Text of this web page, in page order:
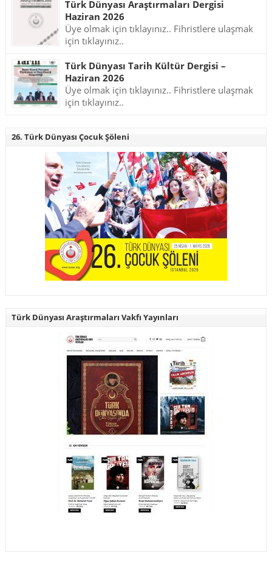
Türk Dünyası Araştırmaları Dergisi
Haziran 2026
Üye olmak için tıklayınız.. Fihristlere ulaşmak
için tıklayınız..
Türk Dünyası Tarih Kültür Dergisi –
Haziran 2026
Üye olmak için tıklayınız.. Fihristlere ulaşmak
için tıklayınız..
26. Türk Dünyası Çocuk Şöleni
Türk Dünyası Araştırmaları Vakfı Yayınları